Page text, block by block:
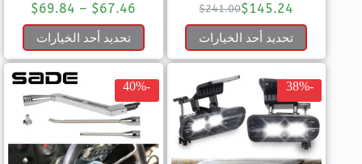
$241.00$145.24
تحديد أحد الخيارات
$67.46
–
$69.84
تحديد أحد الخيارات
-38%
-40%